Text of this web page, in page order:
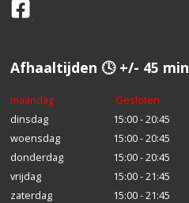
Afhaaltijden 🕓 +/- 45 min
maandag
Gesloten
dinsdag
15:00 - 20:45
woensdag
15:00 - 20:45
donderdag
15:00 - 20:45
vrijdag
15:00 - 21:45
zaterdag
15:00 - 21:45